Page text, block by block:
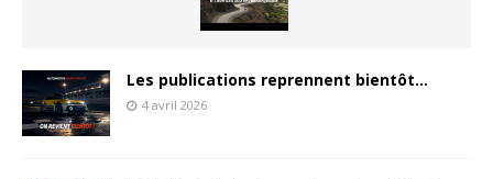
Les publications reprennent bientôt…
4 avril 2026